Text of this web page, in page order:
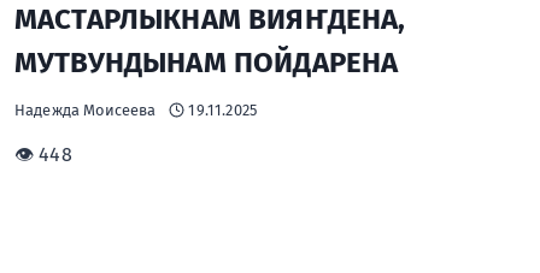
МАСТАРЛЫКНАМ ВИЯҤДЕНА,
МУТВУНДЫНАМ ПОЙДАРЕНА
Надежда Моисеева 19.11.2025
👁 448